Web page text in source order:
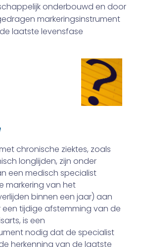
onderbouwd en door
markeringsinstrument
laatste levensfase
chronische ziektes, zoals
longlijden, zijn onder
een medisch specialist
markering van het
binnen een jaar) aan
een tijdige afstemming van de
is een
nodig dat de specialist
herkenning van de laatste